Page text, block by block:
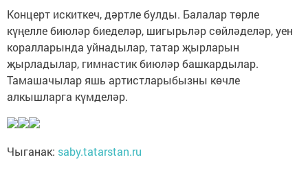
Концерт искиткеч, дәртле булды. Балалар төрле
күңелле биюләр биеделәр, шигырьләр сөйләделәр, уен
коралларында уйнадылар, татар җырларын
җырладылар, гимнастик биюләр башкардылар.
Тамашачылар яшь артистларыбызны көчле
алкышларга күмделәр.
Чыганак: saby.tatarstan.ru